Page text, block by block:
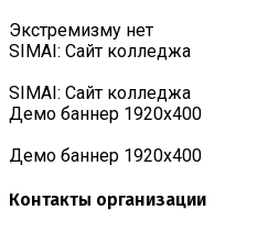
Экстремизму нет
SIMAI: Сайт колледжа
SIMAI: Сайт колледжа
Демо баннер 1920х400
Демо баннер 1920х400
Контакты организации